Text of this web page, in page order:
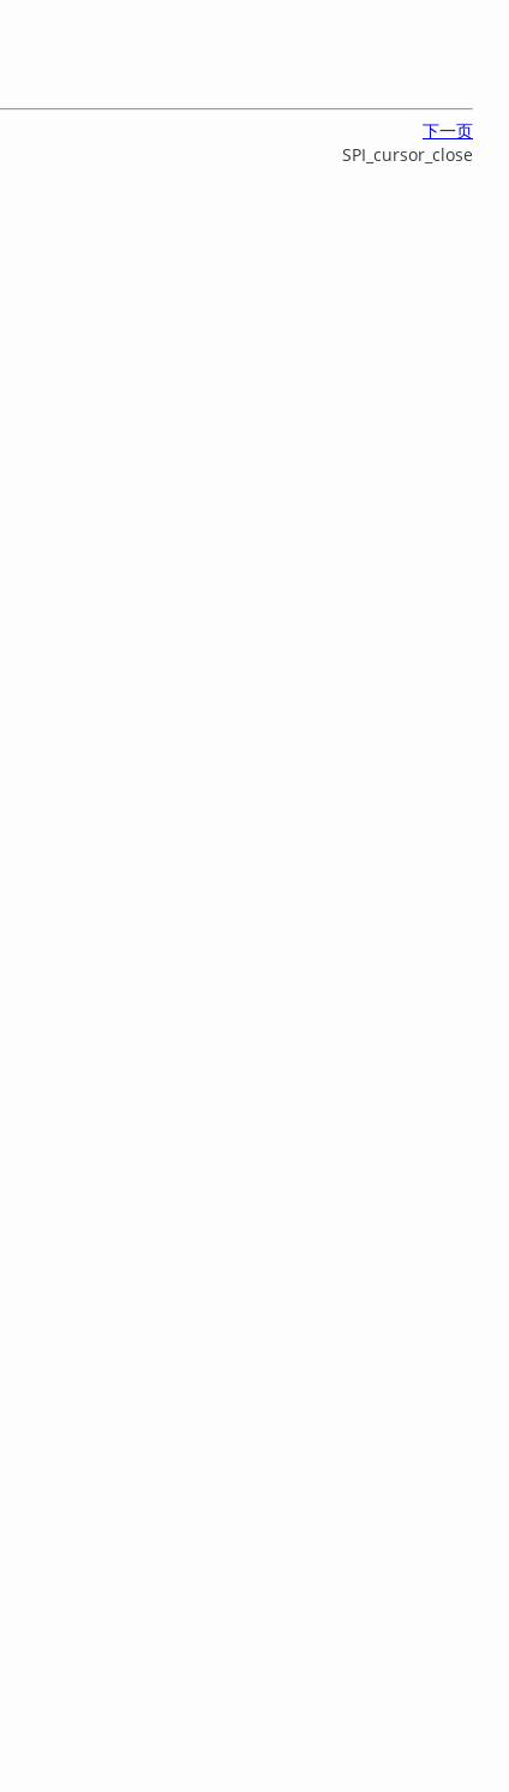
下一页
SPI_cursor_close